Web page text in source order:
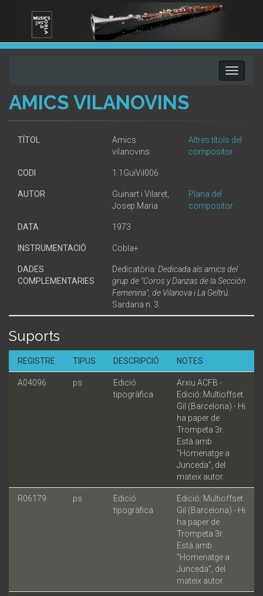
Toggle
AMICS VILANOVINS
TÍTOL
Amics
vilanovins
Altres títols del
compositor
CODI 1.1GuiVil006
AUTOR
Guinart i Vilaret,
Josep Maria
Plana del
compositor
DATA 1973
INSTRUMENTACIÓ Cobla+
DADES
COMPLEMENTARIES
Dedicatòria: Dedicada als amics del
grup de "Coros y Danzas de la Sección
Femenina", de Vilanova i La Geltrú.
Sardana n. 3.
Suports
REGISTRE TIPUS DESCRIPCIÓ NOTES
A04096 ps
Edició
tipogràfica
Arxiu ACFB -
Edició: Multioffset
Gil (Barcelona) - Hi
ha paper de
Trompeta 3r.
Està amb
“Homenatge a
Junceda”, del
mateix autor.
R06179 ps
Edició
tipogràfica
Edició: Multioffset
Gil (Barcelona) - Hi
ha paper de
Trompeta 3r.
Està amb
“Homenatge a
Junceda”, del
mateix autor.